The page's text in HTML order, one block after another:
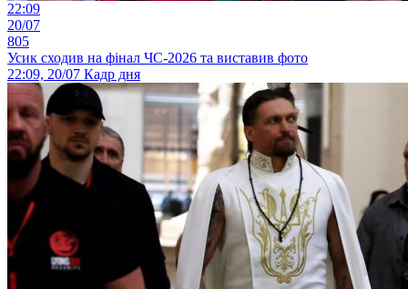
22:09
20/07
805
Усик сходив на фінал ЧС-2026 та виставив фото
22:09, 20/07 Кадр дня